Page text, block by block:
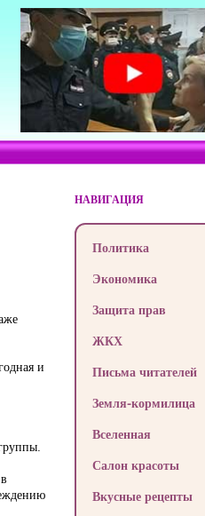
и
НАВИГАЦИЯ
Политика
Экономика
Защита прав
ЖКХ
Письма читателей
Земля-кормилица
Вселенная
Салон красоты
Вкусные рецепты